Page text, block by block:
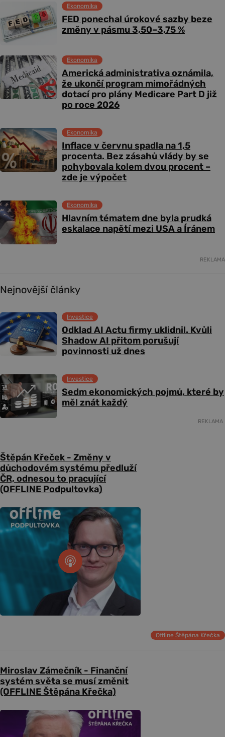
FED ponechal úrokové sazby beze
změny v pásmu 3,50–3,75 %
Ekonomika
Americká administrativa oznámila,
že ukončí program mimořádných
dotací pro plány Medicare Part D již
po roce 2026
Ekonomika
Inflace v červnu spadla na 1,5
procenta. Bez zásahů vlády by se
pohybovala kolem dvou procent –
zde je výpočet
Ekonomika
Hlavním tématem dne byla prudká
eskalace napětí mezi USA a Íránem
Ekonomika
REKLAMA
Nejnovější články
Odklad AI Actu firmy uklidnil. Kvůli
Shadow AI přitom porušují
povinnosti už dnes
Investice
Sedm ekonomických pojmů, které by
měl znát každý
Investice
REKLAMA
Štěpán Křeček - Změny v
důchodovém systému předluží
ČR, odnesou to pracující
(OFFLINE Podpultovka)
Offline Štěpána Křečka
Miroslav Zámečník - Finanční
systém světa se musí změnit
(OFFLINE Štěpána Křečka)